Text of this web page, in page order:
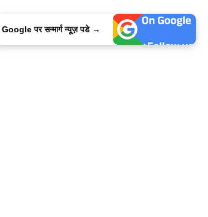
Google पर सन्मार्ग न्यूज़ पडे →